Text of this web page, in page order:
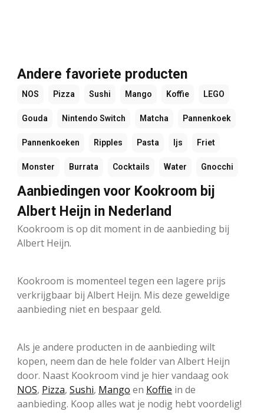
Andere favoriete producten
NOS Pizza Sushi Mango Koffie LEGO
Gouda Nintendo Switch Matcha Pannenkoek
Pannenkoeken Ripples Pasta Ijs Friet
Monster Burrata Cocktails Water Gnocchi
Aanbiedingen voor Kookroom bij
Albert Heijn in Nederland
Kookroom is op dit moment in de aanbieding bij
Albert Heijn.
Kookroom is momenteel tegen een lagere prijs
verkrijgbaar bij Albert Heijn. Mis deze geweldige
aanbieding niet en bespaar geld.
Als je andere producten in de aanbieding wilt
kopen, neem dan de hele folder van Albert Heijn
door. Naast Kookroom vind je hier vandaag ook
NOS, Pizza, Sushi, Mango en Koffie in de
aanbieding. Koop alles wat je nodig hebt voordelig!